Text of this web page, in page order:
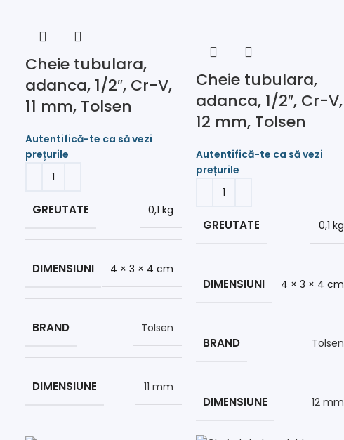
Cheie tubulara,
adanca, 1/2″, Cr-V,
11 mm, Tolsen
GREUTATE 0,1 kg
DIMENSIUNI 4 × 3 × 4 cm
BRAND Tolsen
DIMENSIUNE 11 mm
Cheie tubulara,
adanca, 1/2″, Cr-V,
12 mm, Tolsen
GREUTATE 0,1 kg
DIMENSIUNI 4 × 3 × 4 cm
BRAND Tolsen
DIMENSIUNE 12 mm